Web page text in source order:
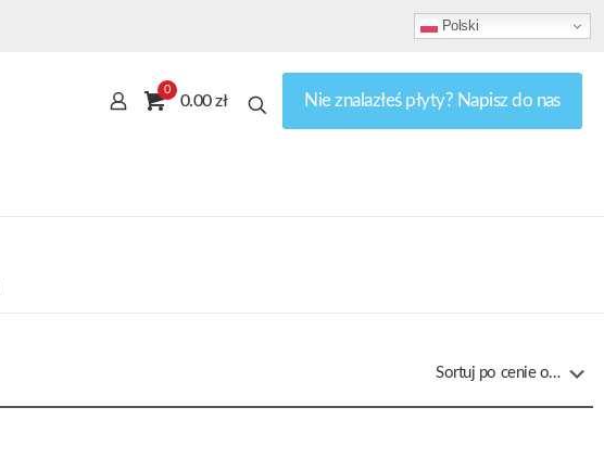
Polski
0
0.00 zł Nie znalazłeś płyty? Napisz do nas